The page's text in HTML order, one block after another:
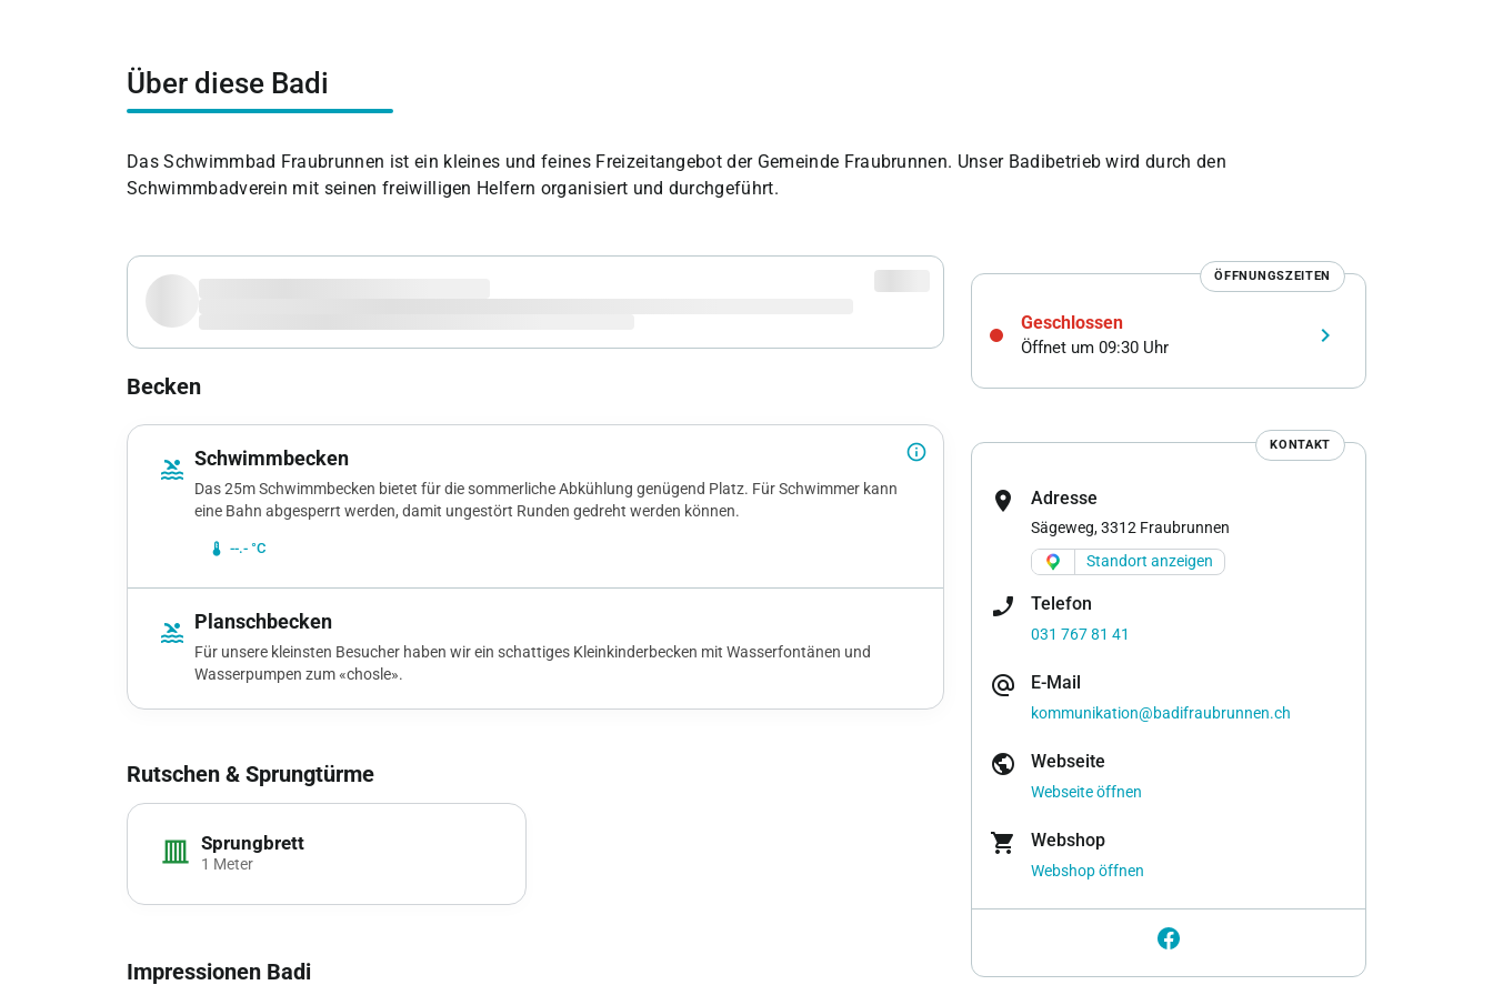
Über diese Badi
Das Schwimmbad Fraubrunnen ist ein kleines und feines Freizeitangebot der Gemeinde Fraubrunnen. Unser Badibetrieb wird durch den
Schwimmbadverein mit seinen freiwilligen Helfern organisiert und durchgeführt.
Becken
info_outline
pool Schwimmbecken
Das 25m Schwimmbecken bietet für die sommerliche Abkühlung genügend Platz. Für Schwimmer kann
eine Bahn abgesperrt werden, damit ungestört Runden gedreht werden können.
device_thermostat --.- °C
pool Planschbecken
Für unsere kleinsten Besucher haben wir ein schattiges Kleinkinderbecken mit Wasserfontänen und
Wasserpumpen zum «chosle».
Rutschen & Sprungtürme
vertical_shades_closed Sprungbrett
1 Meter
Impressionen Badi
ÖFFNUNGSZEITEN
Geschlossen
Öffnet um 09:30 Uhr keyboard_arrow_right
KONTAKT
location_on Adresse
Sägeweg, 3312 Fraubrunnen
Standort anzeigen
phone_enabled Telefon
031 767 81 41
alternate_email E-Mail
kommunikation@badifraubrunnen.ch
public Webseite
Webseite öffnen
shopping_cart Webshop
Webshop öffnen